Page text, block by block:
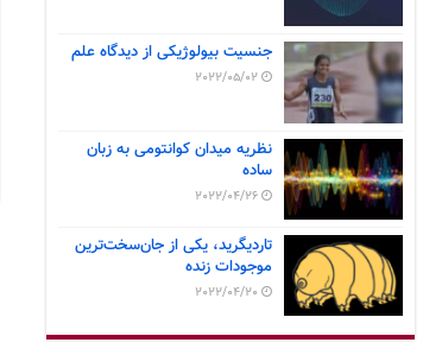
جنسیت بیولوژیکی از دیدگاه علم
2022/05/02
نظریه میدان کوانتومی به زبان
ساده
2022/04/26
تاردیگرید، یکی از جان‌سخت‌ترین
موجودات زنده
2022/04/20